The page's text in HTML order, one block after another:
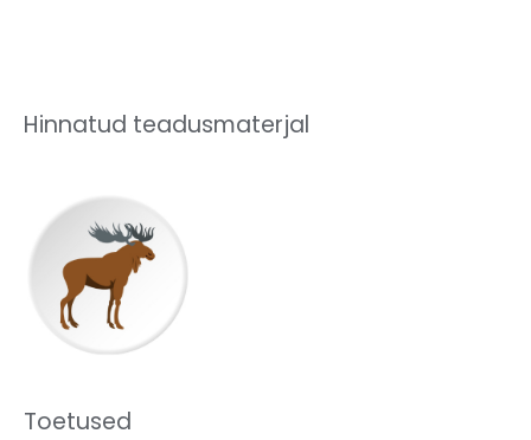
Hinnatud teadusmaterjal
Toetused